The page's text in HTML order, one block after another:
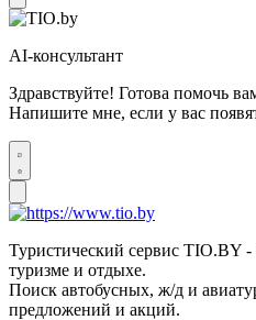
AI-консультант
Здравствуйте! Готова помочь
Напишите мне, если у вас
Туристический сервис TIO.BY
туризме и отдыхе.
Поиск автобусных, ж/д и
предложений и акций.